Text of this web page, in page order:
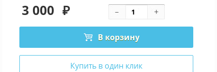
3 000 ₽
В корзину
Купить в один клик